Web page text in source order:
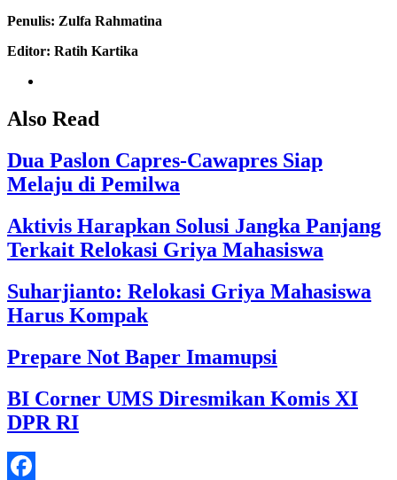
Penulis: Zulfa Rahmatina
Editor: Ratih Kartika
Also Read
Dua Paslon Capres-Cawapres Siap
Melaju di Pemilwa
Aktivis Harapkan Solusi Jangka Panjang
Terkait Relokasi Griya Mahasiswa
Suharjianto: Relokasi Griya Mahasiswa
Harus Kompak
Prepare Not Baper Imamupsi
BI Corner UMS Diresmikan Komis XI
DPR RI